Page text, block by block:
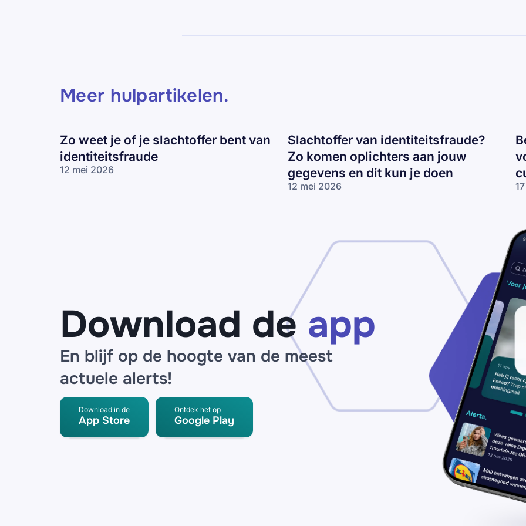
Meer hulpartikelen.
Zo weet je of je slachtoffer bent van
identiteitsfraude
12 mei 2026
Slachtoffer van identiteitsfraude?
Zo komen oplichters aan jouw
gegevens en dit kun je doen
12 mei 2026
jouw gegevens
en dit kun je
in
Download de app
En blijf op de hoogte van de meest
actuele alerts!
Download in de
App Store
Ontdek het op
Google Play